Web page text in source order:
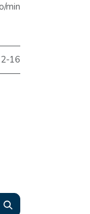
min
2-16